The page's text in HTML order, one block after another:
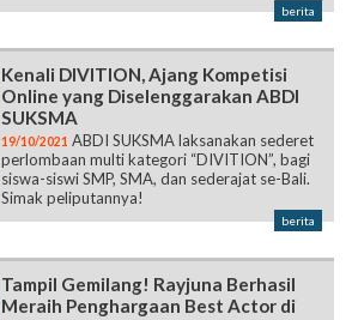
berita
Kenali DIVITION, Ajang Kompetisi
Online yang Diselenggarakan ABDI
SUKSMA
19/10/2021 ABDI SUKSMA laksanakan sederet
perlombaan multi kategori “DIVITION”, bagi
siswa-siswi SMP, SMA, dan sederajat se-Bali.
Simak peliputannya!
berita
Tampil Gemilang! Rayjuna Berhasil
Meraih Penghargaan Best Actor di